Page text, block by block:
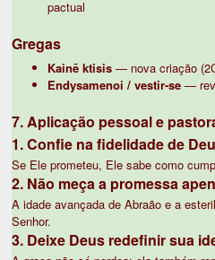
pactual
Gregas
Kainē ktisis — nova criação
Endysamenoi / vestir-se —
7. Aplicação pessoal e
1. Confie na fidelidade de
Se Ele prometeu, Ele sabe como
2. Não meça a promessa
A idade avançada de Abraão e a
Senhor.
3. Deixe Deus redefinir sua